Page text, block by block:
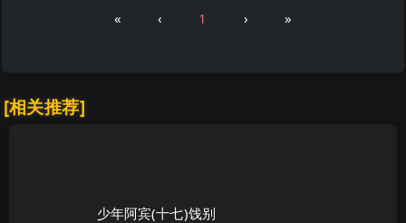
« ‹ 1 › »
[相关推荐]
少年阿宾(十七)饯别